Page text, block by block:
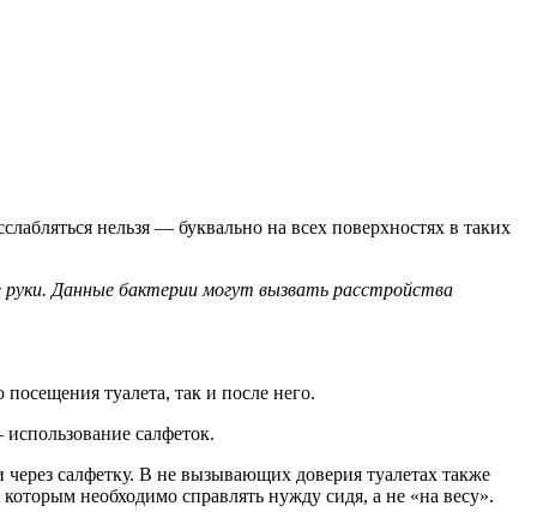
нельзя — буквально на всех поверхностях в таких
Данные бактерии могут вызвать расстройства
туалета, так и после него.
салфеток.
салфетку. В не вызывающих доверия туалетах также
необходимо справлять нужду сидя, а не «на весу».